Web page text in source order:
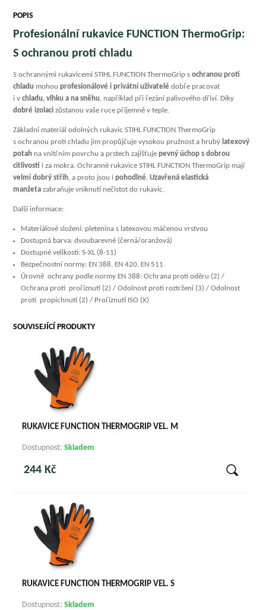
POPIS
Profesionální rukavice FUNCTION ThermoGrip:
S ochranou proti chladu
S ochrannými rukavicemi STIHL FUNCTION ThermoGrip sochranou proti
chladu mohouprofesionálové i privátní uživatelé dobře pracovat
i vchladu, vlhku a na sněhu, například při řezání palivového dříví. Díky
dobré izolaci zůstanou vaše ruce příjemně v teple.
Základní materiál odolných rukavic STIHL FUNCTION ThermoGrip
s ochranou proti chladu jim propůjčuje vysokou pružnost a hrubý latexový
potah na vnitřním povrchu a prstech zajišťujepevný úchop s dobrou
citlivostí i za mokra. Ochranné rukavice STIHL FUNCTION ThermoGrip mají
velmi dobrý střih, a proto jsou i pohodlné.Uzavřená elastická
manžetazabraňuje vniknutí nečistot do rukavic.
Další informace:
Materiálové složení: pletenina s latexovou máčenou vrstvou
Dostupná barva: dvoubarevné (černá/oranžová)
Dostupné velikosti: S-XL (8-11)
Bezpečnostní normy: EN 388, EN 420, EN 511
Úrovně ochrany podle normy EN 388: Ochrana proti oděru (2) /
Ochrana proti proříznutí (2) / Odolnost proti roztržení (3) / Odolnost
proti propíchnutí (2) / Proříznutí ISO (X)
SOUVISEJÍCÍ PRODUKTY
RUKAVICE FUNCTION THERMOGRIP VEL. M
Dostupnost:Skladem
244 Kč
RUKAVICE FUNCTION THERMOGRIP VEL. S
Dostupnost:Skladem